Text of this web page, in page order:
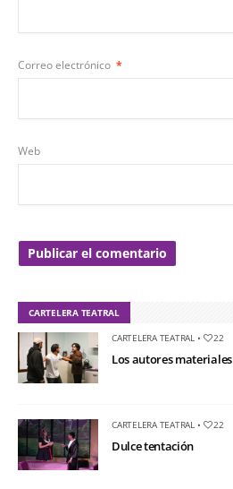
Correo electrónico *
Web
CARTELERA TEATRAL
CARTELERA TEATRAL• 22
Los autores materiales
CARTELERA TEATRAL• 22
Dulce tentación